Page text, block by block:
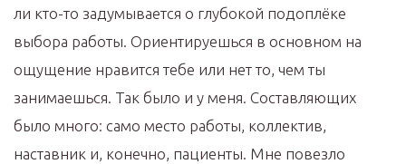
ли кто-то задумывается о глубокой подоплёке
выбора работы. Ориентируешься в основном на
ощущение нравится тебе или нет то, чем ты
занимаешься. Так было и у меня. Составляющих
было много: само место работы, коллектив,
наставник и, конечно, пациенты. Мне повезло